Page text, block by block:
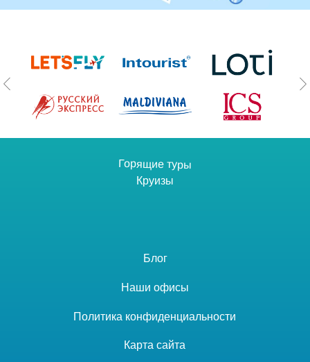
Блог
Наши офисы
Политика конфиденциальности
Карта сайта
Горящие туры
Круизы